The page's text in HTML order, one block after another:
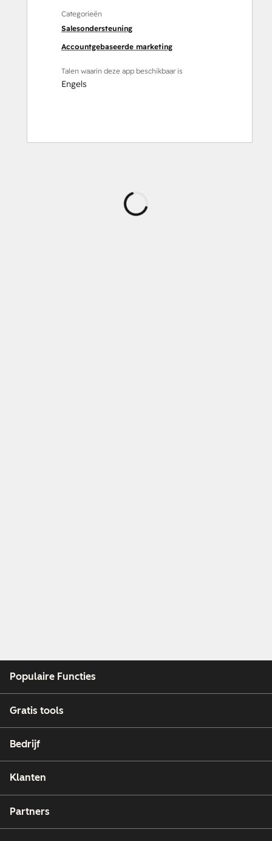
Categorieën
Salesondersteuning
Accountgebaseerde marketing
Talen waarin deze app beschikbaar is
Engels
geladen
Populaire Functies
Gratis tools
Bedrijf
Klanten
Partners